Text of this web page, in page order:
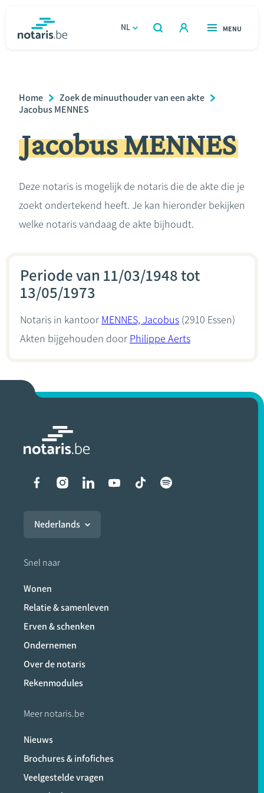
gaan
NL
OPEN
ZOEKEN
OPEN
MENU
Relatie & samenleven
Erven & schenken
Over de notaris
Breadcrumb
Home
Zoek de minuuthouder van een akte
Jacobus MENNES
Jacobus MENNES
Deze notaris is mogelijk de notaris die de akte die je
zoekt ondertekend heeft. Je kan hieronder bekijken
welke notaris vandaag de akte bijhoudt.
Periode van 11/03/1948 tot
13/05/1973
Notaris in kantoor MENNES, Jacobus (2910 Essen)
Akten bijgehouden door Philippe Aerts
Liens vers les réseaux
Nederlands
Snel naar
Wonen
Relatie & samenleven
Erven & schenken
Ondernemen
Over de notaris
Rekenmodules
Meer notaris.be
Nieuws
Brochures & infofiches
Veelgestelde vragen